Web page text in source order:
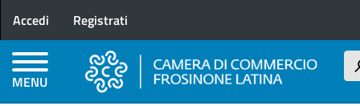
principale
Menu profilo utente
Accedi Registrati
MENU